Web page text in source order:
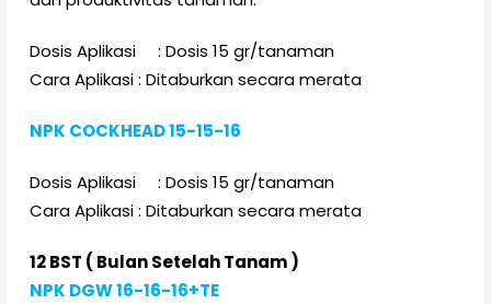
Dosis Aplikasi : Dosis 15 gr/tanaman
Cara Aplikasi : Ditaburkan secara merata
NPK COCKHEAD 15-15-16
Dosis Aplikasi : Dosis 15 gr/tanaman
Cara Aplikasi : Ditaburkan secara merata
12 BST ( Bulan Setelah Tanam )
NPK DGW 16-16-16+TE